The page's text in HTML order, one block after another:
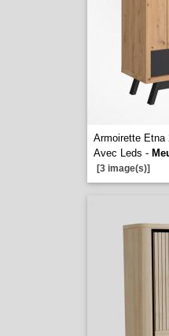
Armoirette Etna
Avec Leds -
[3 image(s)]